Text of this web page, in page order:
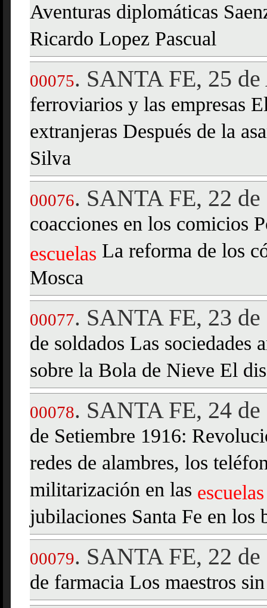
Aventuras diplomáticas
Ricardo Lopez Pascual
00075. SANTA FE, 25
ferroviarios y las empresas
extranjeras Después de la
Silva
00076. SANTA FE, 22
coacciones en los comicios
escuelas La reforma de los
Mosca
00077. SANTA FE, 23
de soldados Las sociedades
sobre la Bola de Nieve El
00078. SANTA FE, 24
de Setiembre 1916:
redes de alambres, los
militarización en las escuelas
jubilaciones Santa Fe en
00079. SANTA FE, 22
de farmacia Los maestros